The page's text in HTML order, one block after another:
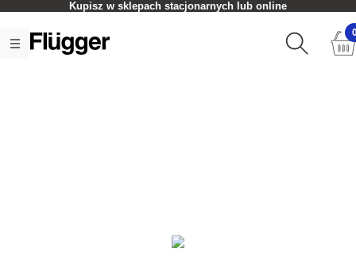
Kupisz w sklepach stacjonarnych lub online